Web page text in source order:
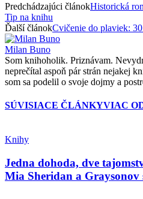
Predchádzajúci článokHistorická
Tip na knihu
Ďalší článokCvičenie do plaviek:
Milan Buno
Som knihoholik. Priznávam.
neprečítal aspoň pár strán nejakej
som sa podelil o svoje dojmy a
SÚVISIACE ČLÁNKYVIAC
Knihy
Jedna dohoda, dve
Mia Sheridan a Graysonov